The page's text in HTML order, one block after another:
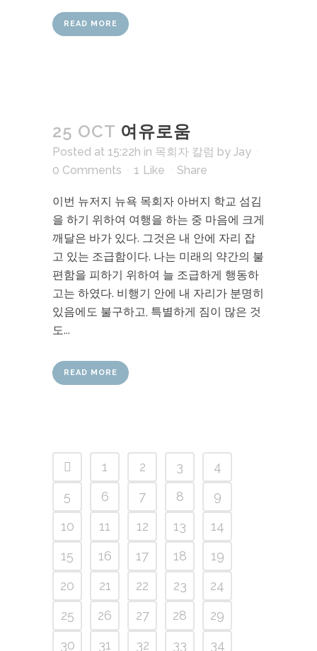
READ MORE
25 OCT 여유로움
Posted at 15:22h in 목회자 칼럼 by Jay
0 Comments
1 Like Share
이번 뉴저지 뉴욕 목회자 아버지 학교 섬김
을 하기 위하여 여행을 하는 중 마음에 크게
깨달은 바가 있다. 그것은 내 안에 자리 잡
고 있는 조급함이다. 나는 미래의 약간의 불
편함을 피하기 위하여 늘 조급하게 행동하
고는 하였다. 비행기 안에 내 자리가 분명히
있음에도 불구하고, 특별하게 짐이 많은 것
도...
READ MORE
1 2 3
4
5
6 7 8
9
10
11 12 13
14
15
16 17 18
19
20
21 22 23
24
25
26 27 28
29
30
31 32 33
34